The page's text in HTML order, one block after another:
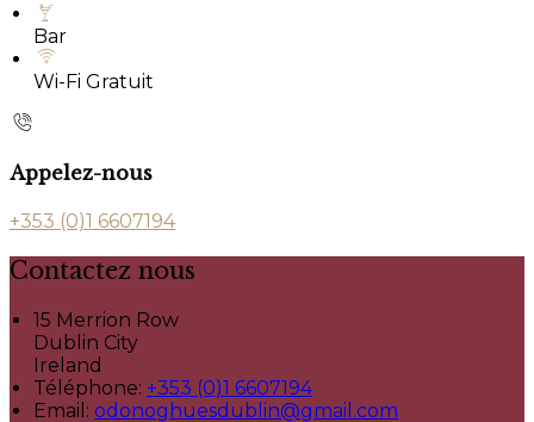
Bar
Wi-Fi Gratuit
Appelez-nous
+353 (0)1 6607194
Contactez nous
15 Merrion Row
Dublin City
Ireland
Téléphone: +353 (0)1 6607194
Email: odonoghuesdublin@gmail.com